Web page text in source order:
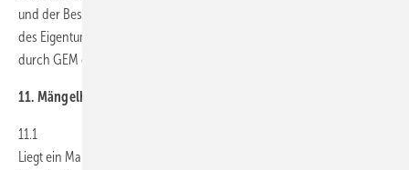
und der Besteller zur Herausgabe verpflichtet. Die Geltendmachung
des Eigentumsvorbehalts sowie die Pfändung der Liefergegenstände
durch GEM gelten nicht als Rücktritt vom Vertrag.
11. Mängelhaftung; Gewährleistung
11.1
Liegt ein Mangel der Kaufsache vor, gelten die gesetzlichen